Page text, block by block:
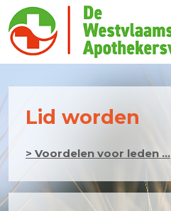
Lid worden
> Voordelen voor leden ...